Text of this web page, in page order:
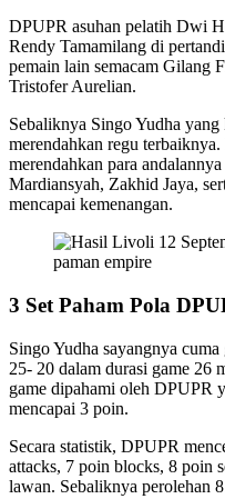
DPUPR asuhan pelatih Dwi
Rendy Tamamilang di
pemain lain semacam Gilang
Tristofer Aurelian.
Sebaliknya Singo Yudha
merendahkan regu
merendahkan para
Mardiansyah, Zakhid Jaya,
mencapai kemenangan.
paman empire
3 Set Paham Pola
Singo Yudha sayangnya
25- 20 dalam durasi game 26
game dipahami oleh DPUPR
mencapai 3 poin.
Secara statistik, DPUPR
attacks, 7 poin blocks, 8 poin
lawan. Sebaliknya perolehan